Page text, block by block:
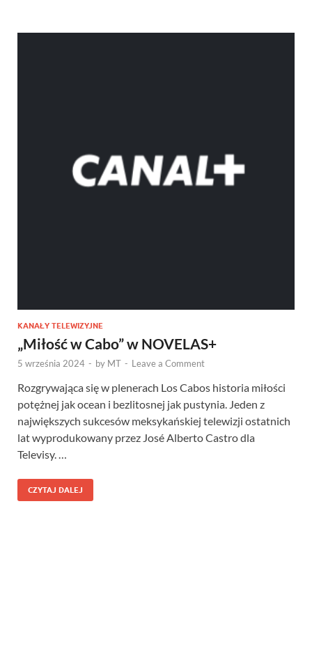
KANAŁY TELEWIZYJNE
„Miłość w Cabo” w NOVELAS+
5 września 2024 - by MT - Leave a Comment
Rozgrywająca się w plenerach Los Cabos historia miłości
potężnej jak ocean i bezlitosnej jak pustynia. Jeden z
największych sukcesów meksykańskiej telewizji ostatnich
lat wyprodukowany przez José Alberto Castro dla
Televisy. …
CZYTAJ DALEJ